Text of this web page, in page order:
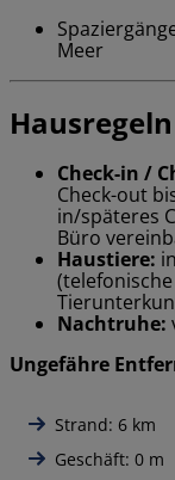
Meer
Hausregeln
Check-in /
Check-out
in/späteres
Büro
Haustiere:
Nachtruhe:
Ungefähre
Strand: 6 km
Geschäft: 0 m